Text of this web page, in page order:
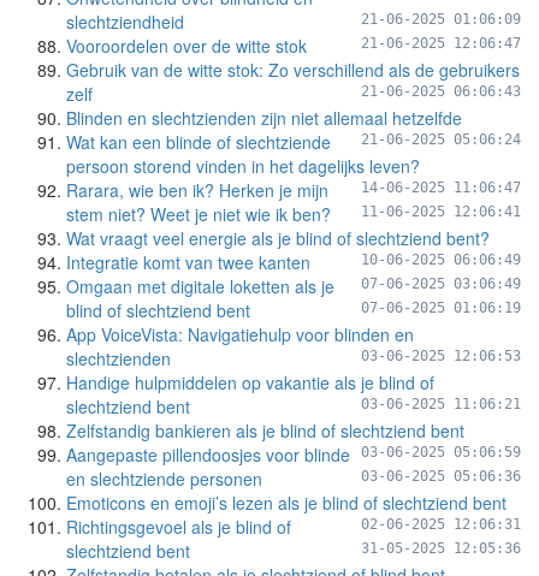
slechtziendheid
21-06-2025 01:06:09
Vooroordelen over de witte stok 21-06-2025 12:06:47
Gebruik van de witte stok: Zo verschillend als de gebruikers
zelf
21-06-2025 06:06:43
Blinden en slechtzienden zijn niet allemaal hetzelfde
21-06-2025 05:06:24
Wat kan een blinde of slechtziende
persoon storend vinden in het dagelijks leven?
14-06-2025 11:06:47
Rarara, wie ben ik? Herken je mijn
stem niet? Weet je niet wie ik ben?
11-06-2025 12:06:41
Wat vraagt veel energie als je blind of slechtziend bent?
10-06-2025 06:06:49
Integratie komt van twee kanten
07-06-2025 03:06:49
Omgaan met digitale loketten als je
blind of slechtziend bent
07-06-2025 01:06:19
App VoiceVista: Navigatiehulp voor blinden en
slechtzienden
03-06-2025 12:06:53
Handige hulpmiddelen op vakantie als je blind of
slechtziend bent
03-06-2025 11:06:21
Zelfstandig bankieren als je blind of slechtziend bent
03-06-2025 05:06:59
Aangepaste pillendoosjes voor blinde
en slechtziende personen
03-06-2025 05:06:36
Emoticons en emoji’s lezen als je blind of slechtziend bent
02-06-2025 12:06:31
Richtingsgevoel als je blind of
slechtziend bent
31-05-2025 12:05:36